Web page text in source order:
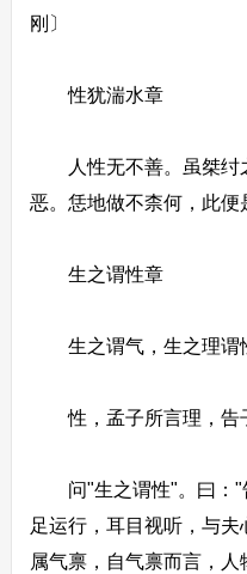
刚〕
性犹湍水章
人性无不善。虽桀纣
恶。恁地做不柰何，此便
生之谓性章
生之谓气，生之理谓
性，孟子所言理，告
问"生之谓性"。曰："
足运行，耳目视听，与
属气禀，自气禀而言，